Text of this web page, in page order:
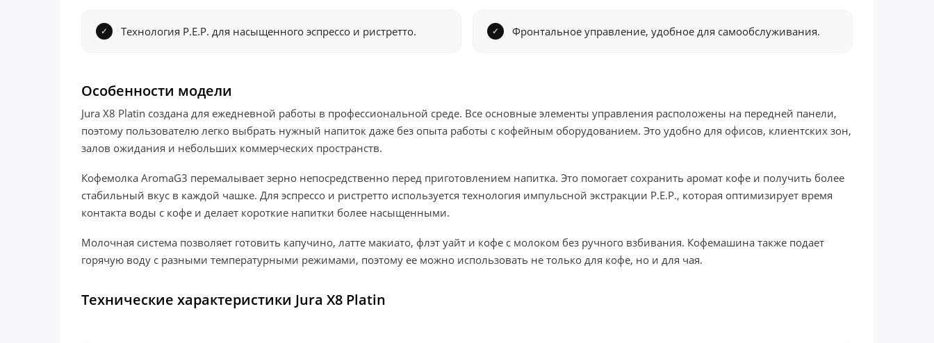
Технология P.E.P. для насыщенного эспрессо и ристретто. Фронтальное управление, удобное для самообслуживания.
Особенности модели
Jura X8 Platin создана для ежедневной работы в профессиональной среде. Все основные элементы управления расположены на передней панели,
поэтому пользователю легко выбрать нужный напиток даже без опыта работы с кофейным оборудованием. Это удобно для офисов, клиентских зон,
залов ожидания и небольших коммерческих пространств.
Кофемолка AromaG3 перемалывает зерно непосредственно перед приготовлением напитка. Это помогает сохранить аромат кофе и получить более
стабильный вкус в каждой чашке. Для эспрессо и ристретто используется технология импульсной экстракции P.E.P., которая оптимизирует время
контакта воды с кофе и делает короткие напитки более насыщенными.
Молочная система позволяет готовить капучино, латте макиато, флэт уайт и кофе с молоком без ручного взбивания. Кофемашина также подает
горячую воду с разными температурными режимами, поэтому ее можно использовать не только для кофе, но и для чая.
Технические характеристики Jura X8 Platin